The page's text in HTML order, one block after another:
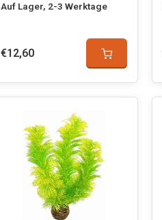
Auf Lager, 2-3 Werktage
€12,60